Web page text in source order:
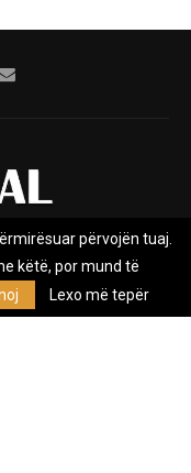
Kontakt
e themeluar në vitin
përvojën tuaj.
këtë, por mund të
Lexo më tepër